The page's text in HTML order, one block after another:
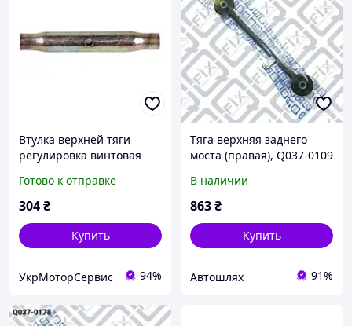
Втулка верхней тяги
регулировка винтовая
Готово к отправке
304₴
Купить
УкрМоторСервис 94%
Тяга верхняя заднего
моста (правая), Q037-0109
В наличии
863₴
Купить
Автошлях 91%